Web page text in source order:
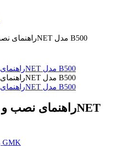
راهنمای نصب و راه اندازی دزدگیر 4NET مدل B500